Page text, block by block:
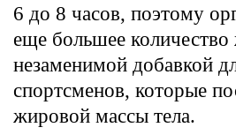
6 до 8 часов, поэтому
еще большее
незаменимой добавкой
спортсменов, которые
жировой массы тела.